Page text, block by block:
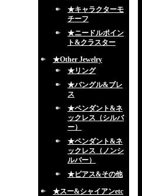
★キャラクターモ
チーフ
★ニードルポイン
ト&クラスター
★Other Jewelry
★リング
★バングル&ブレ
ス
★ペンダント&ネ
ックレス（シルバ
ー）
★ペンダント&ネ
ックレス（ノンシ
ルバー）
★ピアス&その他
★スー&シャイアンetc